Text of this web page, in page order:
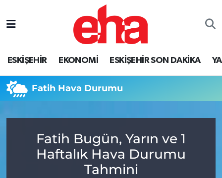
ESKİŞEHİR EKONOMİ ESKİŞEHİR SON DAKİKA
Fatih Hava Durumu
Fatih Bugün, Yarın ve 1
Haftalık Hava Durumu
Tahmini